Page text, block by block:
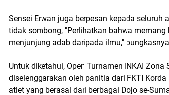
Sensei Erwan juga berpesan kepada seluruh
tidak sombong, "Perlihatkan bahwa memang
menjunjung adab daripada ilmu,"
Untuk diketahui, Open Turnamen INKAI Zona
diselenggarakan oleh panitia dari FKTI
atlet yang berasal dari berbagai Dojo se-